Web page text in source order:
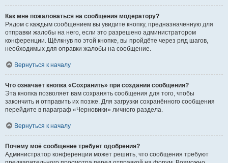
Как мне пожаловаться на сообщения модератору?
Рядом с каждым сообщением вы увидите кнопку, предназначенную для
отправки жалобы на него, если это разрешено администратором
конференции. Щёлкнув по этой кнопке, вы пройдёте через ряд шагов,
необходимых для оправки жалобы на сообщение.
Вернуться к началу
Что означает кнопка «Сохранить» при создании сообщения?
Эта кнопка позволяет вам сохранять сообщения для того, чтобы
закончить и отправить их позже. Для загрузки сохранённого сообщения
перейдите в параграф «Черновики» личного раздела.
Вернуться к началу
Почему моё сообщение требует одобрения?
Администратор конференции может решить, что сообщения требуют